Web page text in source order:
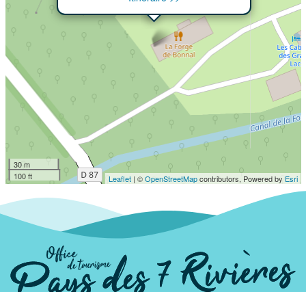
30 m
100 ft
Leaflet| ©OpenStreetMapcontributors, Powered by Esri